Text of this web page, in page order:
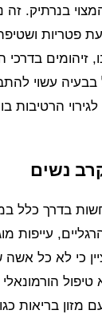
בנרתיק.
פטריות
זיהומים
בבעיה עשוי
לגירוי
נשים
בדרך כלל
עייפות
כי לא כל
טיפול
מזון בריאות